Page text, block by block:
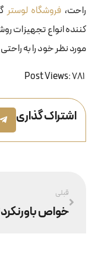
راحت، فروشگاه لوستر
کننده انواع تجهیزات
مورد نظر خود را به
Post Views:781
اشتراک گذاری
قبلی